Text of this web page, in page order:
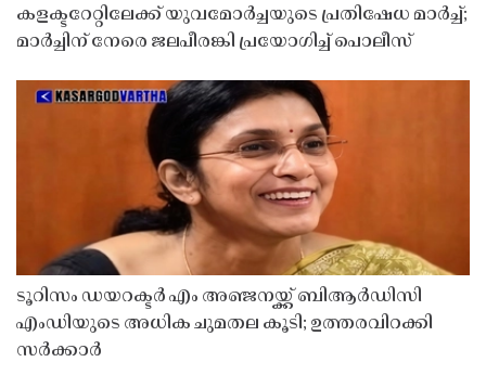
കളക്ടറേറ്റിലേക്ക് യുവമോർച്ചയുടെ പ്രതിഷേധ മാർച്ച്;
മാർച്ചിന് നേരെ ജലപീരങ്കി പ്രയോഗിച്ച് പൊലീസ്
ടൂറിസം ഡയറക്ടർ എം അഞ്ജനയ്ക്ക് ബിആർഡിസി
എംഡിയുടെ അധിക ചുമതല കൂടി; ഉത്തരവിറക്കി
സർക്കാർ